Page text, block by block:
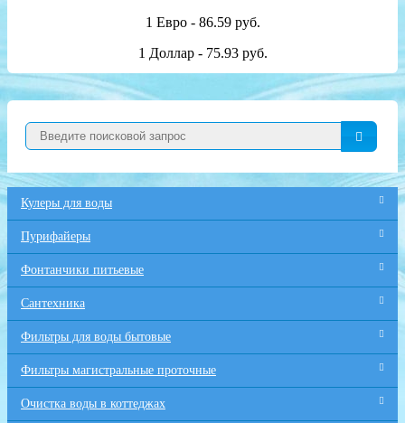
1 Евро - 86.59 руб.
1 Доллар - 75.93 руб.
Кулеры для воды
Пурифайеры
Фонтанчики питьевые
Сантехника
Фильтры для воды бытовые
Фильтры магистральные проточные
Очистка воды в коттеджах